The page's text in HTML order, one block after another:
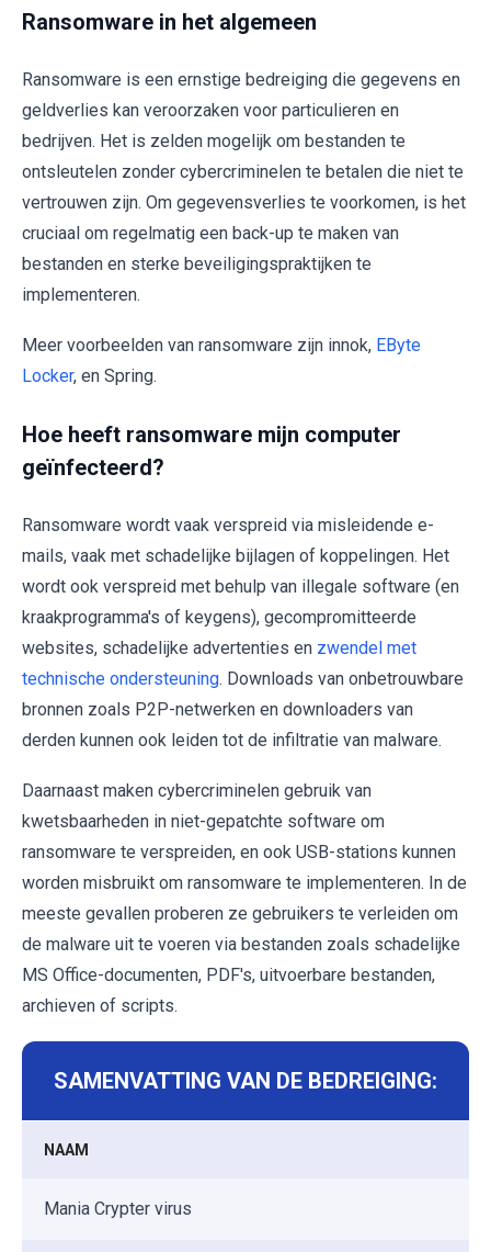
Ransomware in het algemeen
Ransomware is een ernstige bedreiging die gegevens en
geldverlies kan veroorzaken voor particulieren en
bedrijven. Het is zelden mogelijk om bestanden te
ontsleutelen zonder cybercriminelen te betalen die niet te
vertrouwen zijn. Om gegevensverlies te voorkomen, is het
cruciaal om regelmatig een back-up te maken van
bestanden en sterke beveiligingspraktijken te
implementeren.
Meer voorbeelden van ransomware zijn innok, EByte
Locker, en Spring.
Hoe heeft ransomware mijn computer
geïnfecteerd?
Ransomware wordt vaak verspreid via misleidende e-
mails, vaak met schadelijke bijlagen of koppelingen. Het
wordt ook verspreid met behulp van illegale software (en
kraakprogramma's of keygens), gecompromitteerde
websites, schadelijke advertenties en zwendel met
technische ondersteuning. Downloads van onbetrouwbare
bronnen zoals P2P-netwerken en downloaders van
derden kunnen ook leiden tot de infiltratie van malware.
Daarnaast maken cybercriminelen gebruik van
kwetsbaarheden in niet-gepatchte software om
ransomware te verspreiden, en ook USB-stations kunnen
worden misbruikt om ransomware te implementeren. In de
meeste gevallen proberen ze gebruikers te verleiden om
de malware uit te voeren via bestanden zoals schadelijke
MS Office-documenten, PDF's, uitvoerbare bestanden,
archieven of scripts.
SAMENVATTING VAN DE BEDREIGING:
NAAM
Mania Crypter virus